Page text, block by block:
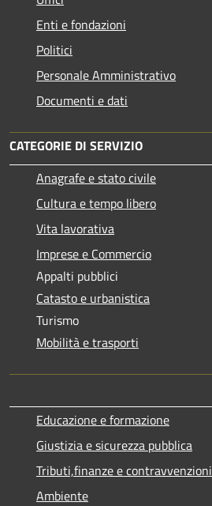
Enti e fondazioni
Politici
Personale Amministrativo
Documenti e dati
CATEGORIE DI SERVIZIO
Anagrafe e stato civile
Cultura e tempo libero
Vita lavorativa
Imprese e Commercio
Appalti pubblici
Catasto e urbanistica
Turismo
Mobilità e trasporti
Educazione e formazione
Giustizia e sicurezza pubblica
Tributi,finanze e contravvenzioni
Ambiente